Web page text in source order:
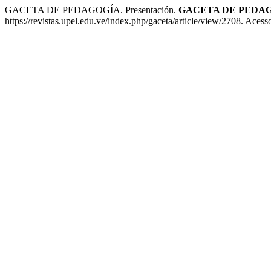
GACETA DE PEDAGOGÍA. Presentación. GACETA DE
https://revistas.upel.edu.ve/index.php/gaceta/article/view/2708.